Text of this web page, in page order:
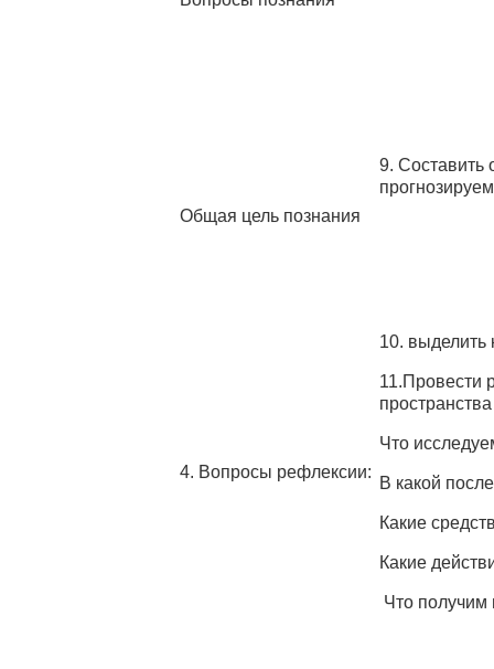
Общая цель познания
9. Составить
4. Вопросы рефлексии:
10. выделить
11.Провести
пространства
Что
В какой
Какие
Какие
Что получим